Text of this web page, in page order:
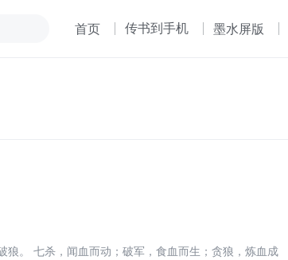
首页 传书到手机 墨水屏版
狼。 七杀，闻血而动；破军，食血而生；贪狼，炼血成